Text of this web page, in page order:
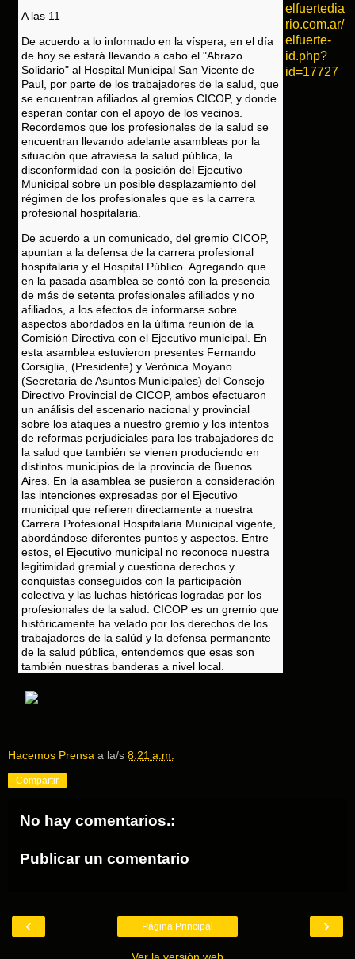
A las 11
De acuerdo a lo informado en la víspera, en el día
de hoy se estará llevando a cabo el "Abrazo
Solidario" al Hospital Municipal San Vicente de
Paul, por parte de los trabajadores de la salud, que
se encuentran afiliados al gremios CICOP, y donde
esperan contar con el apoyo de los vecinos.
Recordemos que los profesionales de la salud se
encuentran llevando adelante asambleas por la
situación que atraviesa la salud pública, la
disconformidad con la posición del Ejecutivo
Municipal sobre un posible desplazamiento del
régimen de los profesionales que es la carrera
profesional hospitalaria.
De acuerdo a un comunicado, del gremio CICOP,
apuntan a la defensa de la carrera profesional
hospitalaria y el Hospital Público. Agregando que
en la pasada asamblea se contó con la presencia
de más de setenta profesionales afiliados y no
afiliados, a los efectos de informarse sobre
aspectos abordados en la última reunión de la
Comisión Directiva con el Ejecutivo municipal. En
esta asamblea estuvieron presentes Fernando
Corsiglia, (Presidente) y Verónica Moyano
(Secretaria de Asuntos Municipales) del Consejo
Directivo Provincial de CICOP, ambos efectuaron
un análisis del escenario nacional y provincial
sobre los ataques a nuestro gremio y los intentos
de reformas perjudiciales para los trabajadores de
la salud que también se vienen produciendo en
distintos municipios de la provincia de Buenos
Aires. En la asamblea se pusieron a consideración
las intenciones expresadas por el Ejecutivo
municipal que refieren directamente a nuestra
Carrera Profesional Hospitalaria Municipal vigente,
abordándose diferentes puntos y aspectos. Entre
estos, el Ejecutivo municipal no reconoce nuestra
legitimidad gremial y cuestiona derechos y
conquistas conseguidos con la participación
colectiva y las luchas históricas logradas por los
profesionales de la salud. CICOP es un gremio que
históricamente ha velado por los derechos de los
trabajadores de la salúd y la defensa permanente
de la salud pública, entendemos que esas son
también nuestras banderas a nivel local.
elfuertedia
rio.com.ar/
elfuerte-
id.php?
id=17727
Hacemos Prensa a la/s 8:21 a.m.
Compartir
No hay comentarios.:
Publicar un comentario
‹ ›
Página Principal